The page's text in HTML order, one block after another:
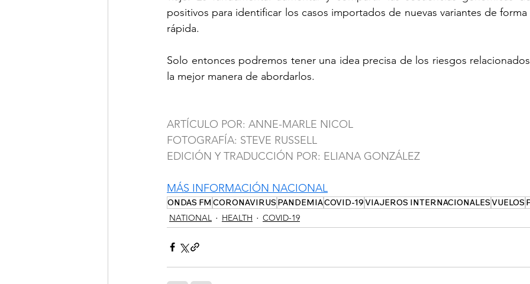
positivos para identificar los casos importados de nuevas variantes de
rápida.
Solo entonces podremos tener una idea precisa de los riesgos
la mejor manera de abordarlos.
ARTÍCULO POR: ANNE-MARLE NICOL
FOTOGRAFÍA: STEVE RUSSELL
EDICIÓN Y TRADUCCIÓN POR: ELIANA GONZÁLEZ
MÁS INFORMACIÓN NACIONAL
ONDAS FMCORONAVIRUS PANDEMIACOVID-19VIAJEROS INTERNACIONALESVUELOS
NATIONAL
HEALTH COVID-19